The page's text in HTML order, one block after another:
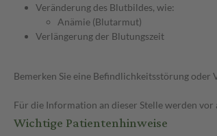
Veränderung des Blutbildes, wie:
Anämie (Blutarmut)
Verlängerung der Blutungszeit
Bemerken Sie eine Befindlichkeitsstörung oder
Für die Information an dieser Stelle werden
Wichtige Patientenhinweise